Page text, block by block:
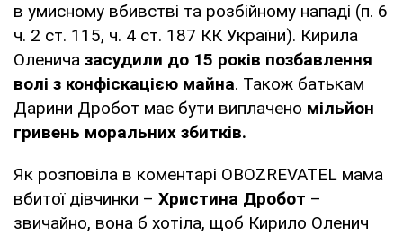
в умисному вбивстві та розбійному нападі (п. 6
ч. 2 ст. 115, ч. 4 ст. 187 КК України). Кирила
Оленича засудили до 15 років позбавлення
волі з конфіскацією майна. Також батькам
Дарини Дробот має бути виплачено мільйон
гривень моральних збитків.
Як розповіла в коментарі OBOZREVATEL мама
вбитої дівчинки – Христина Дробот –
звичайно, вона б хотіла, щоб Кирило Оленич